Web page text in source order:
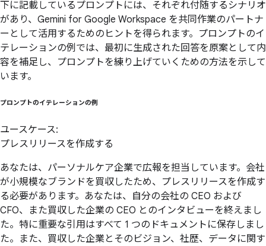
下に記載しているプロンプトには、それぞれ付随するシナリオ
があり、Gemini for Google Workspace を共同作業のパートナ
ーとして活用するためのヒントを得られます。プロンプトのイ
テレーションの例では、最初に生成された回答を原案として内
容を補足し、プロンプトを練り上げていくための方法を示して
います。
プロンプトのイテレーションの例
ユースケース:
プレスリリースを作成する
あなたは、パーソナルケア企業で広報を担当しています。会社
が小規模なブランドを買収したため、プレスリリースを作成す
る必要があります。あなたは、自分の会社の CEO および
CFO、また買収した企業の CEO とのインタビューを終えまし
た。特に重要な引用はすべて 1 つのドキュメントに保存しまし
た。また、買収した企業とそのビジョン、社歴、データに関す